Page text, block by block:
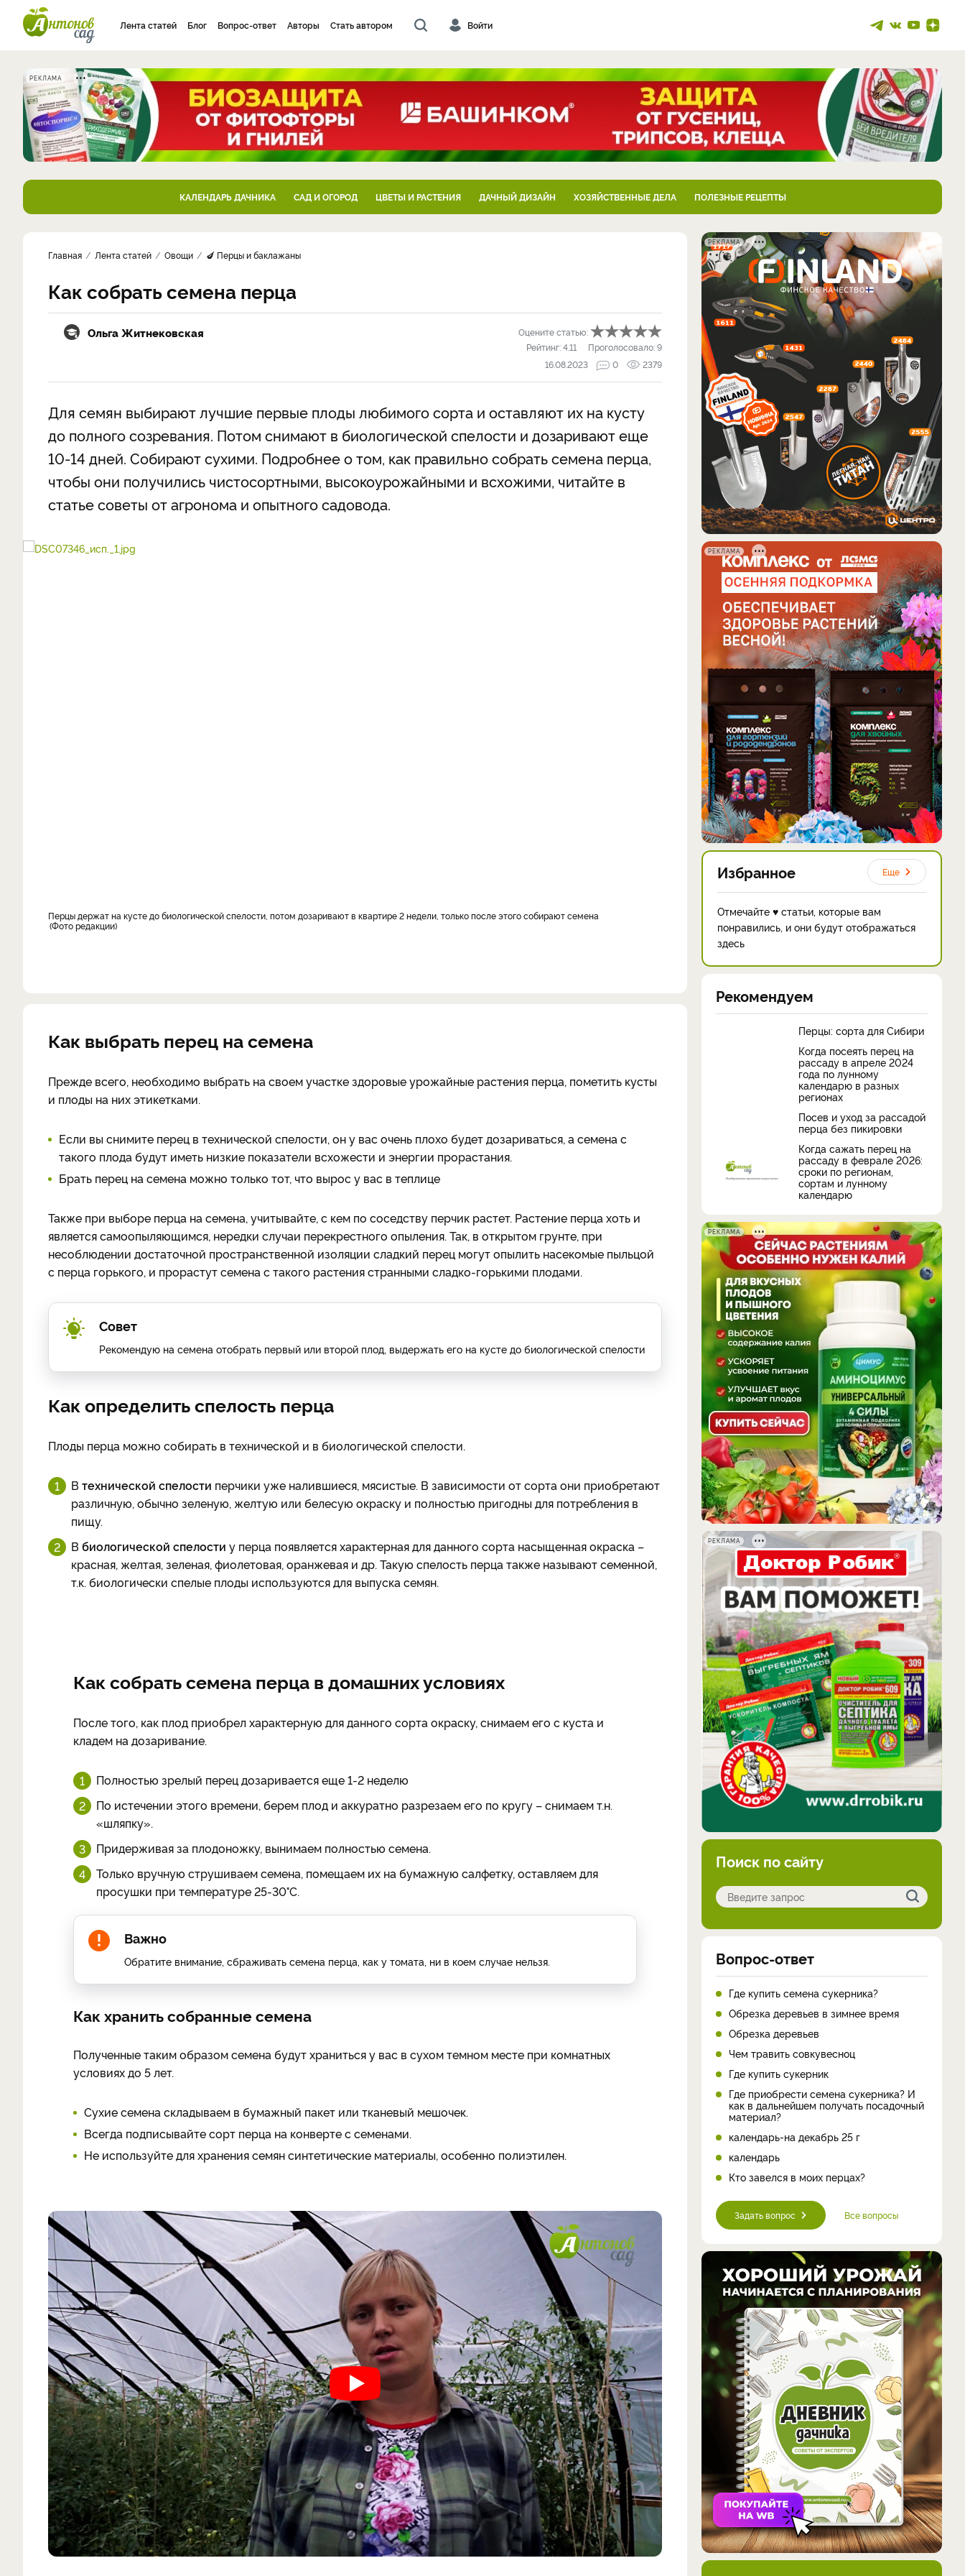
Лента статей Блог Вопрос-ответ Авторы Стать автором Войти
РЕКЛАМА
КАЛЕНДАРЬ ДАЧНИКА САД И ОГОРОД ЦВЕТЫ И РАСТЕНИЯ ДАЧНЫЙ ДИЗАЙН ХОЗЯЙСТВЕННЫЕ ДЕЛА ПОЛЕЗНЫЕ РЕЦЕПТЫ
Главная Лента статей Овощи 🍆 Перцы и баклажаны
Как собрать семена перца
Ольга Житнековcкая
Оцените статью:
Рейтинг:4.11 Проголосовало:9
16.08.2023
0 2379
Для семян выбирают лучшие первые плоды любимого сорта и оставляют их на кусту
до полного созревания. Потом снимают в биологической спелости и дозаривают еще
10-14 дней. Собирают сухими. Подробнее о том, как правильно собрать семена перца,
чтобы они получились чистосортными, высокоурожайными и всхожими, читайте в
статье советы от агронома и опытного садовода.
Перцы держат на кусте до биологической спелости, потом дозаривают в квартире 2 недели, только после этого собирают семена
Фото редакции
Как выбрать перец на семена
Прежде всего, необходимо выбрать на своем участке здоровые урожайные растения перца, пометить кусты
и плоды на них этикетками.
Если вы снимите перец в технической спелости, он у вас очень плохо будет дозариваться, а семена с
такого плода будут иметь низкие показатели всхожести и энергии прорастания.
Брать перец на семена можно только тот, что вырос у вас в теплице
Также при выборе перца на семена, учитывайте, с кем по соседству перчик растет. Растение перца хоть и
является самоопыляющимся, нередки случаи перекрестного опыления. Так, в открытом грунте, при
несоблюдении достаточной пространственной изоляции сладкий перец могут опылить насекомые пыльцой
с перца горького, и прорастут семена с такого растения странными сладко-горькими плодами.
Совет
Рекомендую на семена отобрать первый или второй плод, выдержать его на кусте до биологической спелости
Как определить спелость перца
Плоды перца можно собирать в технической и в биологической спелости.
В технической спелости перчики уже налившиеся, мясистые. В зависимости от сорта они приобретают
различную, обычно зеленую, желтую или белесую окраску и полностью пригодны для потребления в
пищу.
В биологической спелости у перца появляется характерная для данного сорта насыщенная окраска –
красная, желтая, зеленая, фиолетовая, оранжевая и др. Такую спелость перца также называют семенной,
т.к. биологически спелые плоды используются для выпуска семян.
Как собрать семена перца в домашних условиях
После того, как плод приобрел характерную для данного сорта окраску, снимаем его с куста и
кладем на дозаривание.
Полностью зрелый перец дозаривается еще 1-2 неделю
По истечении этого времени, берем плод и аккуратно разрезаем его по кругу – снимаем т.н.
«шляпку».
Придерживая за плодоножку, вынимаем полностью семена.
Только вручную струшиваем семена, помещаем их на бумажную салфетку, оставляем для
просушки при температуре 25-30°C.
Важно
Обратите внимание, сбраживать семена перца, как у томата, ни в коем случае нельзя.
Как хранить собранные семена
Полученные таким образом семена будут храниться у вас в сухом темном месте при комнатных
условиях до 5 лет.
Сухие семена складываем в бумажный пакет или тканевый мешочек.
Всегда подписывайте сорт перца на конверте с семенами.
Не используйте для хранения семян синтетические материалы, особенно полиэтилен.
РЕКЛАМА
РЕКЛАМА
Избранное Еще
Отмечайте ♥ статьи, которые вам
понравились, и они будут отображаться
здесь
Рекомендуем
Перцы: сорта для Сибири
Когда посеять перец на
рассаду в апреле 2024
года по лунному
календарю в разных
регионах
Посев и уход за рассадой
перца без пикировки
Когда сажать перец на
рассаду в феврале 2026:
сроки по регионам,
сортам и лунному
календарю
РЕКЛАМА
РЕКЛАМА
Поиск по сайту
Вопрос-ответ
Где купить семена сукерника?
Обрезка деревьев в зимнее время
Обрезка деревьев
Чем травить совкувесноц
Где купить сукерник
Где приобрести семена сукерника? И
как в дальнейшем получать посадочный
материал?
календарь-на декабрь 25 г
календарь
Кто завелся в моих перцах?
Задать вопрос Все вопросы